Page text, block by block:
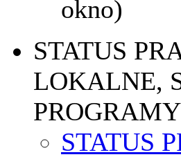
okno)
STATUS
LOKALNE,
STATUS